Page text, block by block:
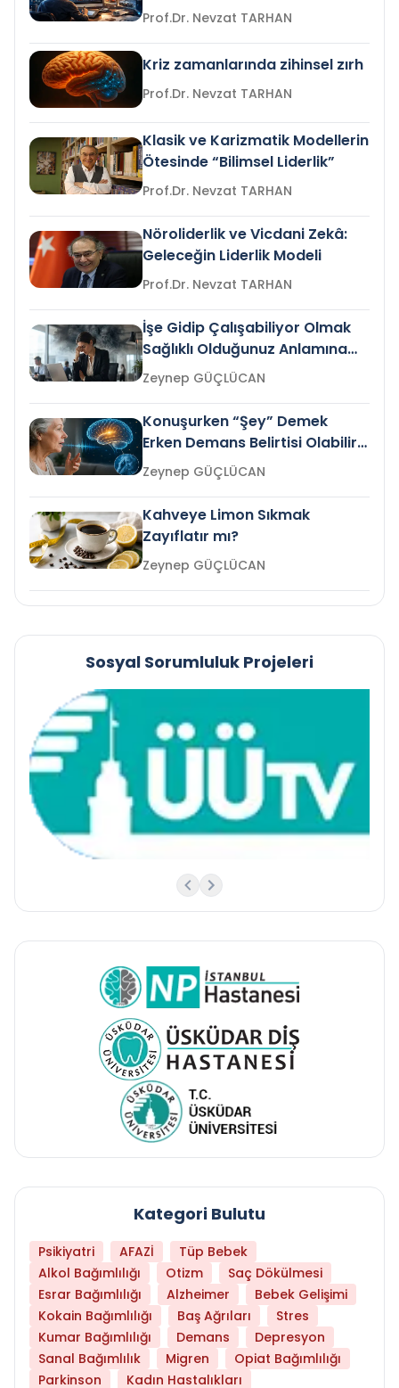
Prof.Dr. Nevzat TARHAN
Kriz zamanlarında zihinsel zırh
Prof.Dr. Nevzat TARHAN
Klasik ve Karizmatik Modellerin
Ötesinde “Bilimsel Liderlik”
Prof.Dr. Nevzat TARHAN
Nöroliderlik ve Vicdani Zekâ:
Geleceğin Liderlik Modeli
Prof.Dr. Nevzat TARHAN
İşe Gidip Çalışabiliyor Olmak
Sağlıklı Olduğunuz Anlamına
Gelir mi?Zeynep GÜÇLÜCAN
Konuşurken “Şey” Demek
Erken Demans Belirtisi Olabilir
mi?
Zeynep GÜÇLÜCAN
Kahveye Limon Sıkmak
Zayıflatır mı?
Zeynep GÜÇLÜCAN
Sosyal Sorumluluk Projeleri
Kategori Bulutu
Psikiyatri AFAZİ
Tüp Bebek
Alkol Bağımlılığı
Otizm
Saç Dökülmesi
Esrar Bağımlılığı
Alzheimer
Bebek Gelişimi
Kokain Bağımlılığı
Baş Ağrıları
Stres
Kumar Bağımlılığı
Demans
Depresyon
Sanal Bağımlılık
Migren
Opiat Bağımlılığı
Parkinson
Kadın Hastalıkları